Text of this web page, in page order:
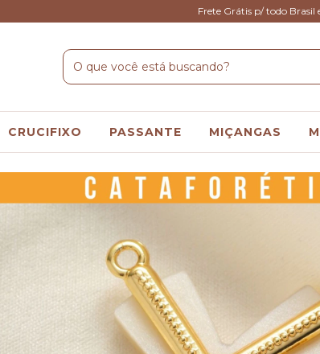
Frete Grátis p/ todo
CRUCIFIXO PASSANTE MIÇANGAS